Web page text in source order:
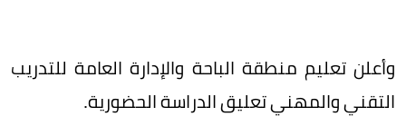
وأعلن تعليم منطقة الباحة والإدارة العامة للتدريب
التقني والمهني تعليق الدراسة الحضورية.